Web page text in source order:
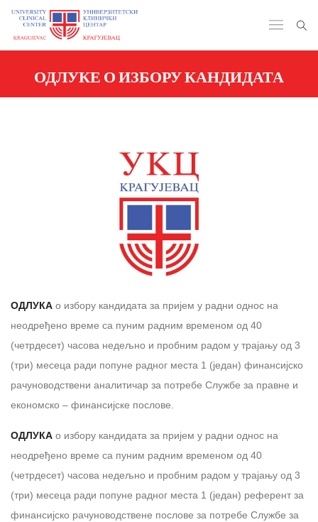
ОДЛУКЕ О ИЗБОРУ КАНДИДАТА
ОДЛУКА о избору кандидата за пријем у радни однос на
неодређено време са пуним радним временом од 40
(четрдесет) часова недељно и пробним радом у трајању од 3
(три) месеца ради попуне радног места 1 (један) финансијско
рачуноводствени аналитичар за потребе Службе за правне и
економско – финансијске послове.
ОДЛУКА о избору кандидата за пријем у радни однос на
неодређено време са пуним радним временом од 40
(четрдесет) часова недељно и пробним радом у трајању од 3
(три) месеца ради попуне радног места 1 (један) референт за
финансијско рачуноводствене послове за потребе Службе за